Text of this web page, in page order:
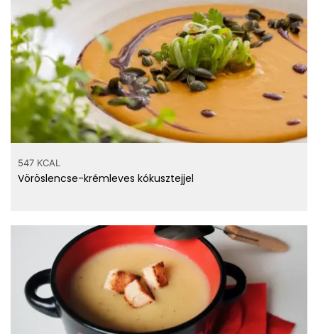
547 KCAL
Vöröslencse-krémleves kókusztejjel